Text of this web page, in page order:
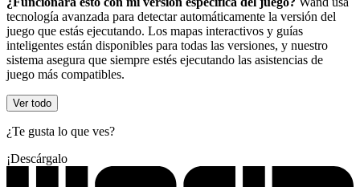
tecnología avanzada para detectar automáticamente la versión del
juego que estás ejecutando. Los mapas interactivos y guías
inteligentes están disponibles para todas las versiones, y nuestro
sistema asegura que siempre estés ejecutando las asistencias de
juego más compatibles.
Ver todo
¿Te gusta lo que ves?
¡Descárgalo